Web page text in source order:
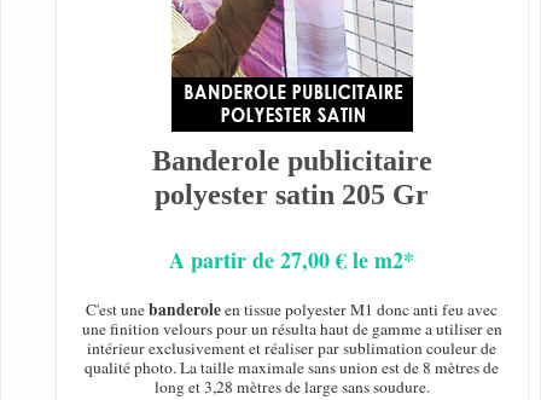
Banderole publicitaire
polyester satin 205 Gr
A partir de 27,00 € le m2*
C'est unebanderoleen tissue polyester M1 donc anti feu avec
une finition velours pour un résulta haut de gamme a utiliser en
intérieur exclusivement et réaliser par sublimation couleur de
qualité photo. La taille maximale sans union est de 8 mètres de
long et 3,28 mètres de large sans soudure.